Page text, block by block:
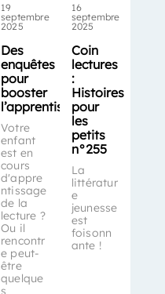
19
septembre
2025
Des
enquêtes
pour
booster
l’apprentissage
Votre
enfant
est en
cours
d'appre
ntissage
de la
lecture ?
Ou il
rencontr
e peut-
être
quelque
s
16
septembre
2025
Coin
lectures
:
Histoires
pour
les
petits
n°255
La
littératur
e
jeunesse
est
foisonn
ante !